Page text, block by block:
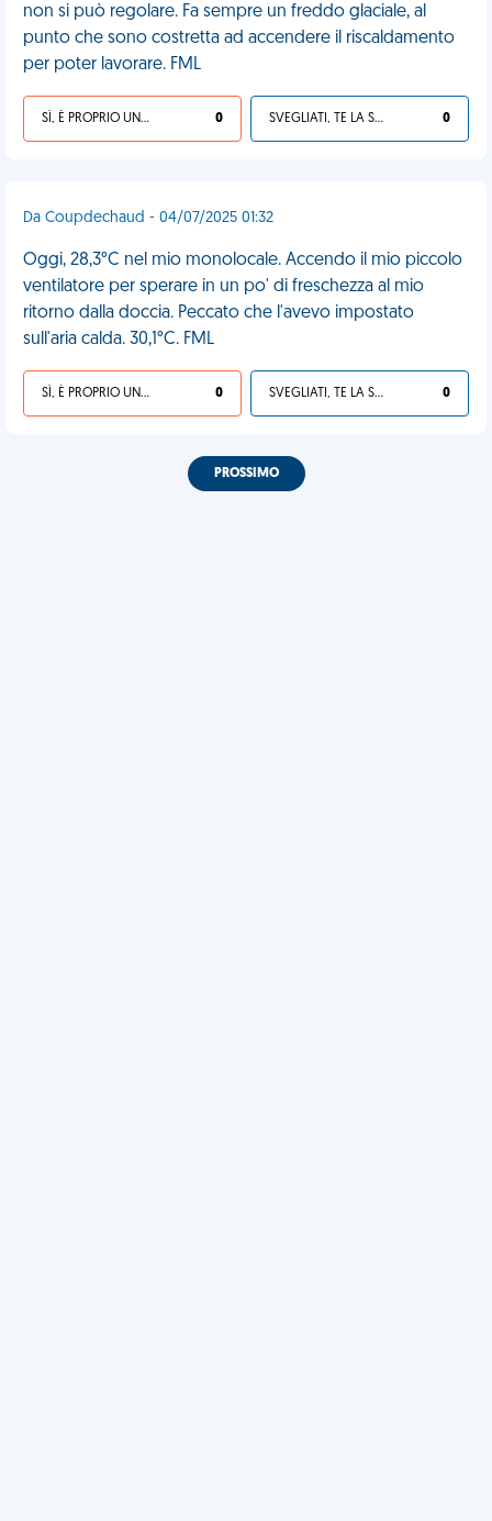
non si può regolare. Fa sempre un freddo glaciale, al
punto che sono costretta ad accendere il riscaldamento
per poter lavorare. FML
SÌ, È PROPRIO UNA VDM! 0 SVEGLIATI, TE LA SEI CERCATA! 0
Da Coupdechaud - 04/07/2025 01:32
Oggi, 28,3°C nel mio monolocale. Accendo il mio piccolo
ventilatore per sperare in un po' di freschezza al mio
ritorno dalla doccia. Peccato che l'avevo impostato
sull'aria calda. 30,1°C. FML
SÌ, È PROPRIO UNA VDM! 0 SVEGLIATI, TE LA SEI CERCATA! 0
PROSSIMO